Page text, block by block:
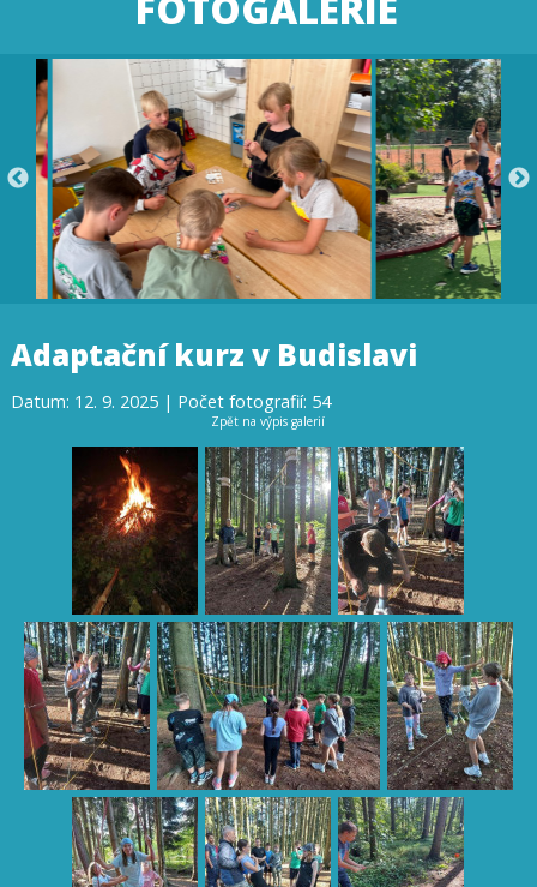
Adaptační kurz v Budislavi
Datum: 12. 9. 2025 | Počet fotografií: 54
Zpět na výpis galerií